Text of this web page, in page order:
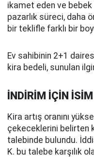
ikamet eden ve
pazarlık süreci, daha
bir teklifle farklı bir
Ev sahibinin 2+1
kira bedeli, sunulan
İNDİRİM İÇİN
Kira artış oranını
çekeceklerini belirten
talebinde bulundu.
K. bu talebe karşılık